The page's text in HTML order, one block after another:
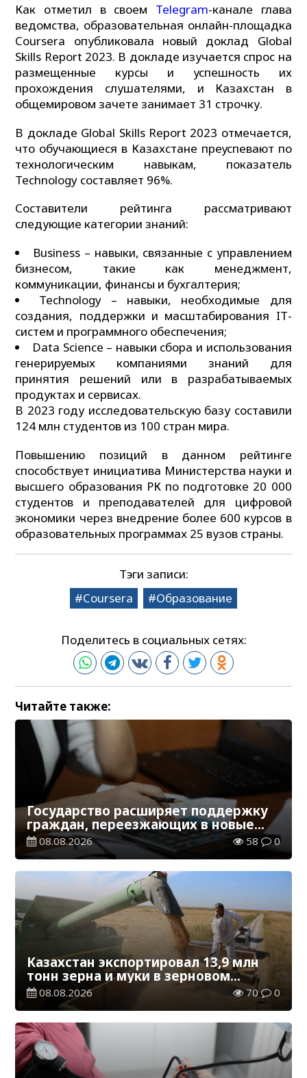
Как отметил в своем Telegram-канале глава
ведомства, образовательная онлайн-площадка
Coursera опубликовала новый доклад Global
Skills Report 2023. В докладе изучается спрос на
размещенные курсы и успешность их
прохождения слушателями, и Казахстан в
общемировом зачете занимает 31 строчку.
В докладе Global Skills Report 2023 отмечается,
что обучающиеся в Казахстане преуспевают по
технологическим навыкам, показатель
Technology составляет 96%.
Составители рейтинга рассматривают
следующие категории знаний:
Business – навыки, связанные с управлением
бизнесом, такие как менеджмент,
коммуникации, финансы и бухгалтерия;
Technology – навыки, необходимые для
создания, поддержки и масштабирования IТ-
систем и программного обеспечения;
Data Science – навыки сбора и использования
генерируемых компаниями знаний для
принятия решений или в разрабатываемых
продуктах и сервисах.
В 2023 году исследовательскую базу составили
124 млн студентов из 100 стран мира.
Повышению позиций в данном рейтинге
способствует инициатива Министерства науки и
высшего образования РК по подготовке 20 000
студентов и преподавателей для цифровой
экономики через внедрение более 600 курсов в
образовательных программах 25 вузов страны.
Тэги записи:
Coursera
Образование
Поделитесь в социальных сетях:
Читайте также:
Государство расширяет поддержку
граждан, переезжающих в новые
регионы для работы
08.08.2026 58 0
Казахстан экспортировал 13,9 млн
тонн зерна и муки в зерновом
эквиваленте
08.08.2026 70 0